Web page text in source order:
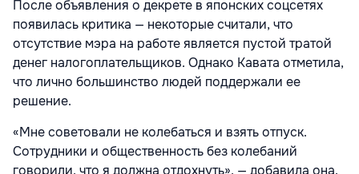
После объявления о декрете в японских соцсетях
появилась критика — некоторые считали, что
отсутствие мэра на работе является пустой тратой
денег налогоплательщиков. Однако Кавата отметила,
что лично большинство людей поддержали ее
решение.
«Мне советовали не колебаться и взять отпуск.
Сотрудники и общественность без колебаний